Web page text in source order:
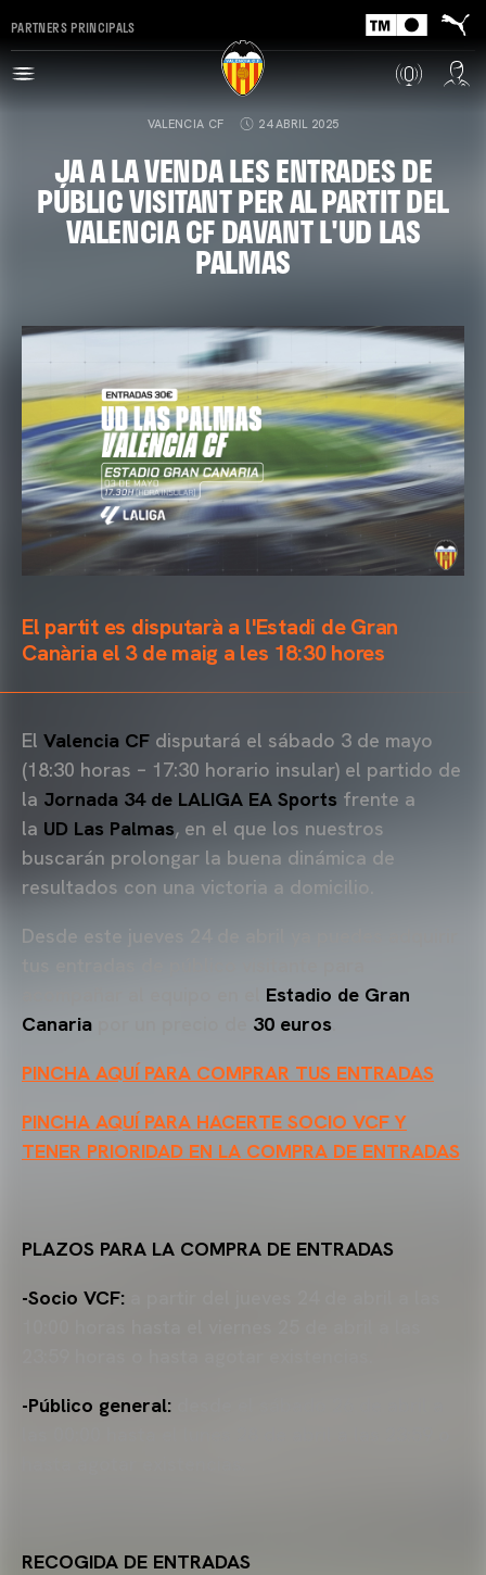
PARTNERS PRINCIPALS
VALENCIA CF 24 ABRIL 2025
JA A LA VENDA LES ENTRADES DE
PÚBLIC VISITANT PER AL PARTIT DEL
VALENCIA CF DAVANT L'UD LAS
PALMAS
El partit es disputarà a l'Estadi de Gran
Canària el 3 de maig a les 18:30 hores
El Valencia CF disputará el sábado 3 de mayo
(18:30 horas – 17:30 horario insular) el partido de
la Jornada 34 de LALIGA EA Sports frente a
la UD Las Palmas, en el que los nuestros
buscarán prolongar la buena dinámica de
resultados con una victoria a domicilio.
Desde este jueves 24 de abril ya puedes adquirir
Estadio de Gran
Canaria
30 euros
PINCHA AQUÍ PARA COMPRAR TUS ENTRADAS
PINCHA AQUÍ PARA HACERTE SOCIO VCF Y
TENER PRIORIDAD EN LA COMPRA DE ENTRADAS
PLAZOS PARA LA COMPRA DE ENTRADAS
-Socio VCF:
-Público general:
RECOGIDA DE ENTRADAS